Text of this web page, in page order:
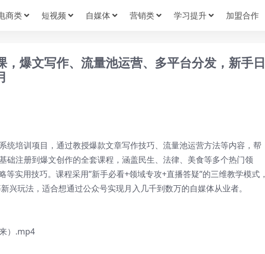
商类 短视频 自媒体 营销类 学习提升 加盟合作
爆文写作、流量池运营、多平台分发，新手日
统培训项目，通过教授爆款文章写作技巧、流量池运营方法等内容，帮
础注册到爆文创作的全套课程，涵盖民生、法律、美食等多个热门领
实用技巧。课程采用”新手必看+领域专攻+直播答疑”的三维教学模式，
兴玩法，适合想通过公众号实现月入几千到数万的自媒体从业者。
）.mp4